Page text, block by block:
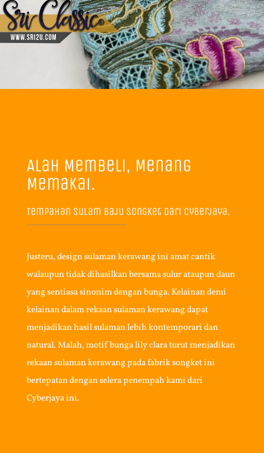
Alah Membeli, Menang
Memakai.
Tempahan Sulam Baju Songket Dari Cyberjaya.
Justeru, design sulaman kerawang ini amat cantik
walaupun tidak dihasilkan bersama sulur ataupun daun
yang sentiasa sinonim dengan bunga. Kelainan demi
kelainan dalam rekaan sulaman kerawang dapat
menjadikan hasil sulaman lebih kontemporari dan
natural. Malah, motif bunga lily clara turut menjadikan
rekaan sulaman kerawang pada fabrik songket ini
bertepatan dengan selera penempah kami dari
Cyberjaya ini.